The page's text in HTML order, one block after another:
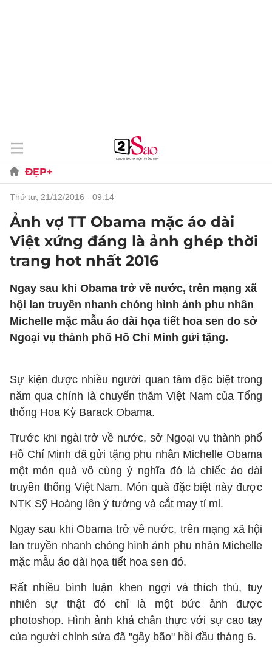
ĐẸP+
thứ tư, 21/12/2016 - 09:14
Ảnh vợ TT Obama mặc áo dài
Việt xứng đáng là ảnh ghép thời
trang hot nhất 2016
Ngay sau khi Obama trở về nước, trên mạng xã
hội lan truyền nhanh chóng hình ảnh phu nhân
Michelle mặc mẫu áo dài họa tiết hoa sen do sở
Ngoại vụ thành phố Hồ Chí Minh gửi tặng.
Sự kiện được nhiều người quan tâm đặc biệt trong
năm qua chính là chuyến thăm Việt Nam của Tổng
thống Hoa Kỳ Barack Obama.
Trước khi ngài trở về nước, sở Ngoại vụ thành phố
Hồ Chí Minh đã gửi tặng phu nhân Michelle Obama
một món quà vô cùng ý nghĩa đó là chiếc áo dài
truyền thống Việt Nam. Món quà đặc biệt này được
NTK Sỹ Hoàng lên ý tưởng và cắt may tỉ mỉ.
Ngay sau khi Obama trở về nước, trên mạng xã hội
lan truyền nhanh chóng hình ảnh phu nhân Michelle
mặc mẫu áo dài họa tiết hoa sen đó.
Rất nhiều bình luận khen ngợi và thích thú, tuy
nhiên sự thật đó chỉ là một bức ảnh được
photoshop. Hình ảnh khá chân thực với sự cao tay
của người chỉnh sửa đã "gây bão" hồi đầu tháng 6.